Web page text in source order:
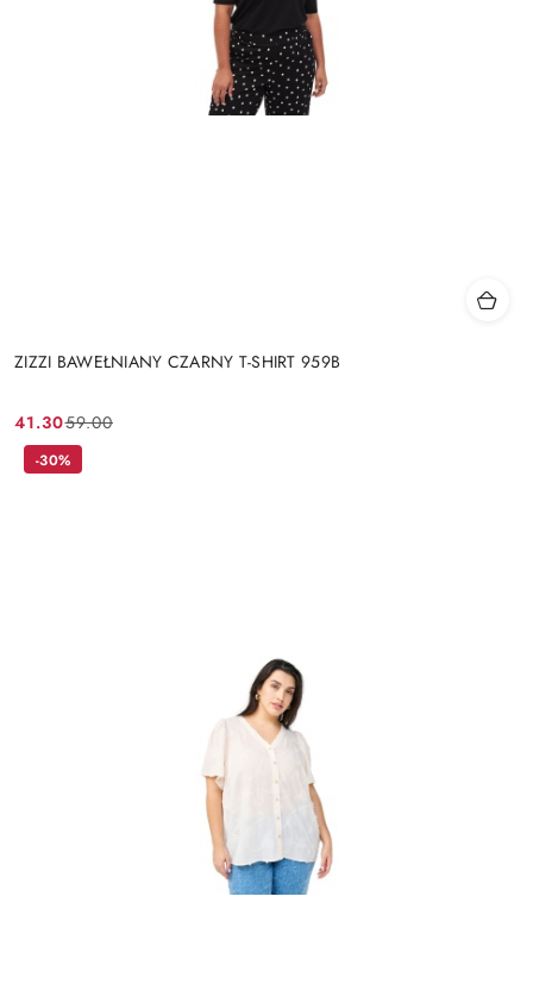
ZIZZI BAWEŁNIANY CZARNY T-SHIRT 959B
Cena
promocyjna:
41.30
Cena
przed
59.00
-30%